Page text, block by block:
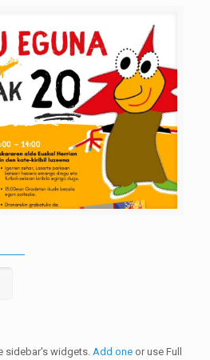
sidebar's widgets. Add oneor use Full